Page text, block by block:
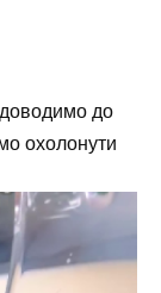
доводимо до
охолонути